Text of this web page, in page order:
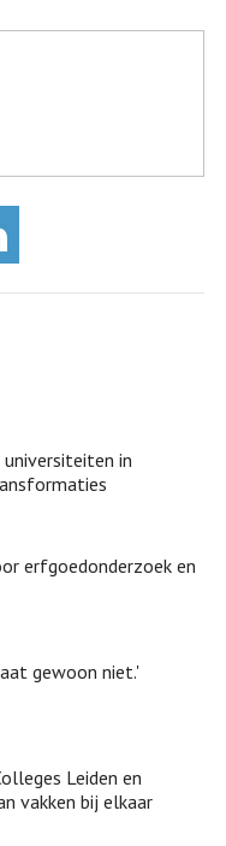
universiteiten in
erfgoedonderzoek en
gewoon niet.'
Leiden en
vakken bij elkaar